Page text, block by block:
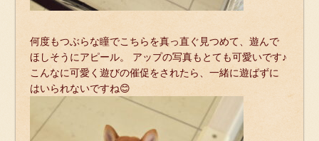
何度もつぶらな瞳でこちらを真っ直ぐ見つめて、遊んで
ほしそうにアピール。
アップの写真もとても可愛いです♪
こんなに可愛く遊びの催促をされたら、一緒に遊ばずに
はいられないですね😊